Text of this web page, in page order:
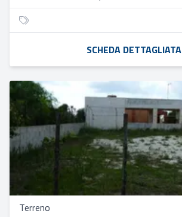
SCHEDA DETTAGLIATA
Terreno